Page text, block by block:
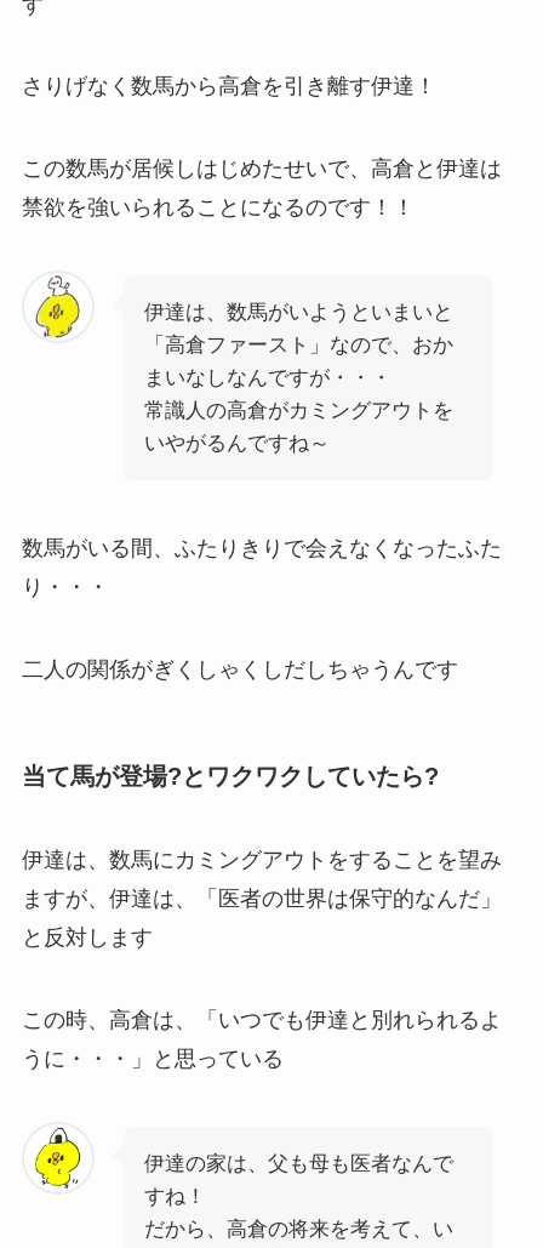
さりげなく数馬から高倉を引き離す伊達！
この数馬が居候しはじめたせいで、高倉と伊達は
禁欲を強いられることになるのです！！
伊達は、数馬がいようといまいと
「高倉ファースト」なので、おか
まいなしなんですが・・・
常識人の高倉がカミングアウトを
いやがるんですね～
数馬がいる間、ふたりきりで会えなくなったふた
り・・・
二人の関係がぎくしゃくしだしちゃうんです
当て馬が登場?とワクワクしていたら?
伊達は、数馬にカミングアウトをすることを望み
ますが、伊達は、「医者の世界は保守的なんだ」
と反対します
この時、高倉は、「いつでも伊達と別れられるよ
うに・・・」と思っている
伊達の家は、父も母も医者なんで
すね！
だから、高倉の将来を考えて、い